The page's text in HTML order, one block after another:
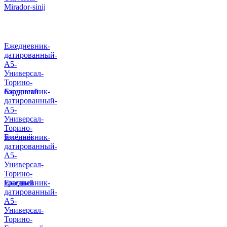
Mirador-sinij
Ежедневник-
датированный-
А5-
Универсал-
Торино-
бордовый
Ежедневник-
датированный-
А5-
Универсал-
Торино-
зелёный
Ежедневник-
датированный-
А5-
Универсал-
Торино-
красный
Ежедневник-
датированный-
А5-
Универсал-
Торино-